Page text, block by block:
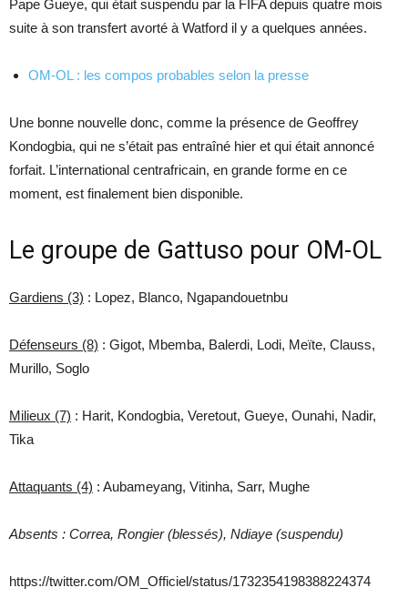
Pape Gueye, qui était suspendu par la FIFA depuis quatre mois
suite à son transfert avorté à Watford il y a quelques années.
OM-OL : les compos probables selon la presse
Une bonne nouvelle donc, comme la présence de Geoffrey
Kondogbia, qui ne s’était pas entraîné hier et qui était annoncé
forfait. L’international centrafricain, en grande forme en ce
moment, est finalement bien disponible.
Le groupe de Gattuso pour OM-OL
Gardiens (3) : Lopez, Blanco, Ngapandouetnbu
Défenseurs (8) : Gigot, Mbemba, Balerdi, Lodi, Meïte, Clauss,
Murillo, Soglo
Milieux (7) : Harit, Kondogbia, Veretout, Gueye, Ounahi, Nadir,
Tika
Attaquants (4) : Aubameyang, Vitinha, Sarr, Mughe
Absents : Correa, Rongier (blessés), Ndiaye (suspendu)
https://twitter.com/OM_Officiel/status/1732354198388224374